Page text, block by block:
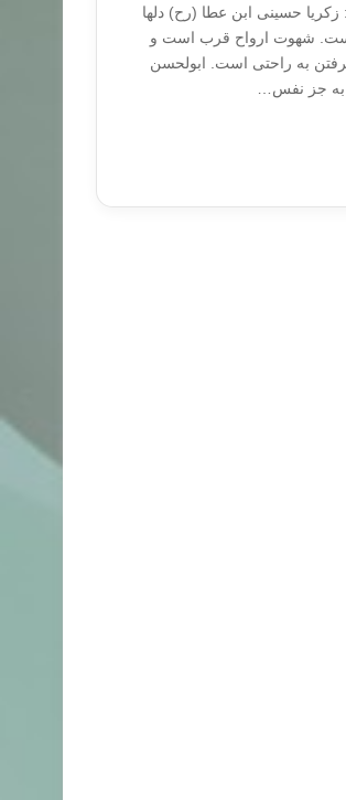
حسینی ابن عطا (رح) دلها
شهوت ارواح قرب است و
به راحتی است. ابولحسن
به جز نفس…